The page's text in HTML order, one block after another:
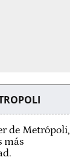
de Metrópoli,
más